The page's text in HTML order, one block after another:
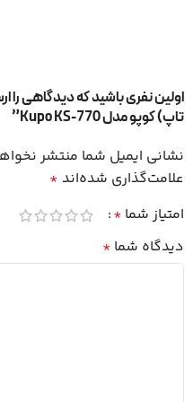
اولین نفری باشید که دیدگاهی را
تاپ) کوپو مدل Kupo KS-770”
نشانی ایمیل شما منتشر
علامت‌گذاری شده‌اند *
امتیاز شما *
دیدگاه شما *